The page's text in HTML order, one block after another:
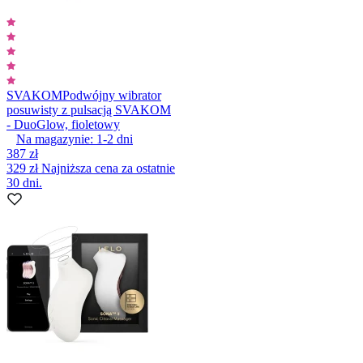
SVAKOMPodwójny wibrator
posuwisty z pulsacją SVAKOM
- DuoGlow, fioletowy
Na magazynie: 1-2 dni
387 zł
329 złNajniższa cena za ostatnie
30 dni.